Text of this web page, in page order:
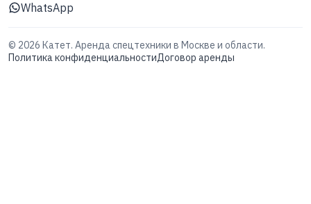
WhatsApp
© 2026 Катет. Аренда спецтехники в Москве и области.
Политика конфиденциальностиДоговор аренды